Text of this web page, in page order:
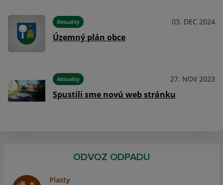
Aktuality 03. DEC 2024
Územný plán obce
Aktuality 27. NOV 2023
Spustili sme novú web stránku
ODVOZ ODPADU
Plasty